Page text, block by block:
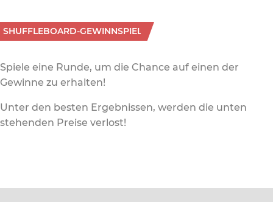
SHUFFLEBOARD-GEWINNSPIEL
Spiele eine Runde, um die Chance auf einen der
Gewinne zu erhalten!
Unter den besten Ergebnissen, werden die unten
stehenden Preise verlost!